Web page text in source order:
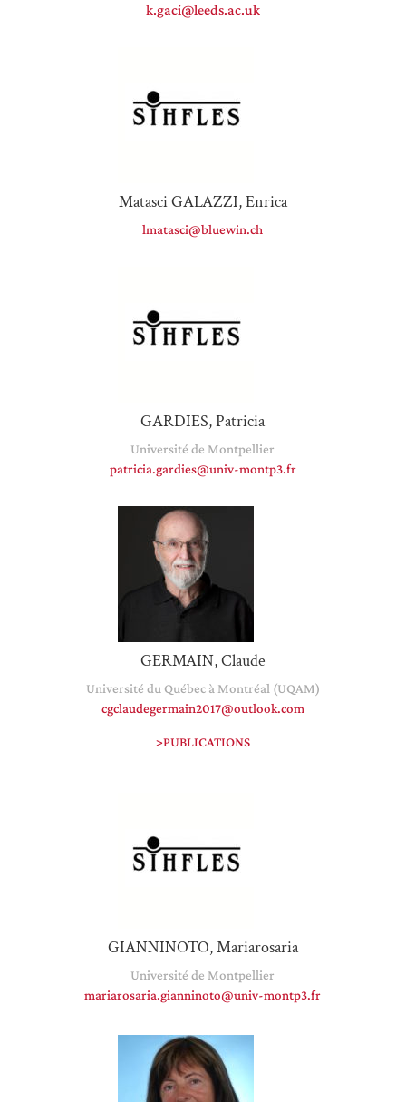
k.gaci@leeds.ac.uk
Matasci GALAZZI, Enrica
lmatasci@bluewin.ch
GARDIES, Patricia
Université de Montpellier
patricia.gardies@univ-montp3.fr
GERMAIN, Claude
Université du Québec à Montréal (UQAM)
cgclaudegermain2017@outlook.com
>PUBLICATIONS
GIANNINOTO, Mariarosaria
Université de Montpellier
mariarosaria.gianninoto@univ-montp3.fr